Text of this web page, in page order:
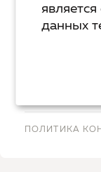
ХОСТИНГ
ПОЛИТИКА
данных